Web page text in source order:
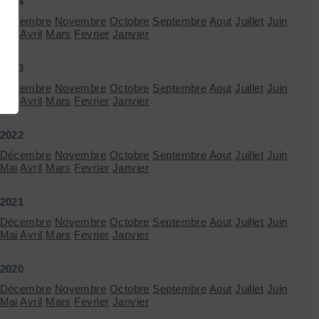
Décembre Novembre Octobre Septembre Aout Juillet Juin
Avril Mars Fevrier Janvier
2023
Décembre Novembre Octobre Septembre Aout Juillet Juin
Avril Mars Fevrier Janvier
2022
Décembre Novembre Octobre Septembre Aout Juillet Juin
Mai Avril Mars Fevrier Janvier
2021
Décembre Novembre Octobre Septembre Aout Juillet Juin
Mai Avril Mars Fevrier Janvier
2020
Décembre Novembre Octobre Septembre Aout Juillet Juin
Mai Avril Mars Fevrier Janvier